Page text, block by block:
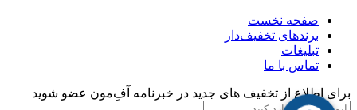
صفحه نخست
برندهای تخفیف‌دار
تبلیغات
تماس با ما
برای اطلاع از تخفیف های جدید در خبرنامه آفِ‌مون عضو شوید